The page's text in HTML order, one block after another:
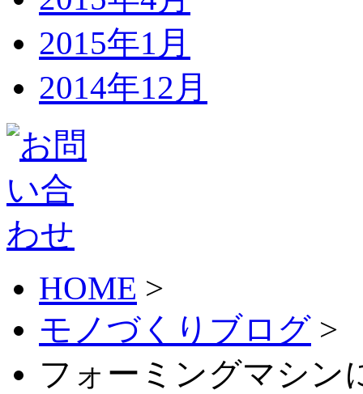
2015年1月
2014年12月
HOME >
モノづくりブログ >
フォーミングマシン